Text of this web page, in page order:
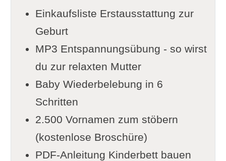
Einkaufsliste Erstausstattung zur
Geburt
MP3 Entspannungsübung - so wirst
du zur relaxten Mutter
Baby Wiederbelebung in 6
Schritten
2.500 Vornamen zum stöbern
(kostenlose Broschüre)
PDF-Anleitung Kinderbett bauen